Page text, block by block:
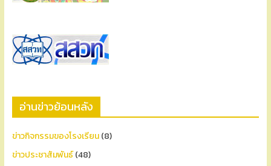
อ่านข่าวย้อนหลัง
ข่าวกิจกรรมของโรงเรียน(8)
ข่าวประชาสัมพันธ์(48)